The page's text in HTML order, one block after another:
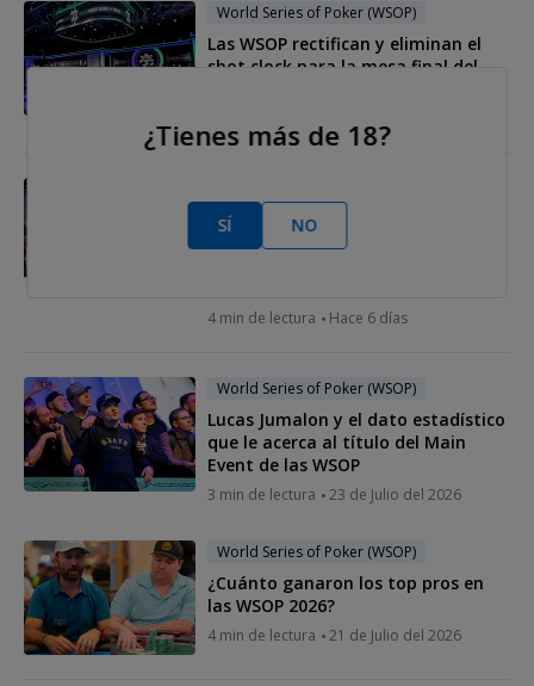
World Series of Poker (WSOP)
Las WSOP rectifican y eliminan el
shot clock para la mesa final del
La IA ya tiene campeón: un
superordenador predice quién
4 min de lectura Hace 6 días
World Series of Poker (WSOP)
Lucas Jumalon y el dato estadístico
que le acerca al título del Main
Event de las WSOP
3 min de lectura 23 de Julio del 2026
World Series of Poker (WSOP)
¿Cuánto ganaron los top pros en
las WSOP 2026?
4 min de lectura 21 de Julio del 2026
¿Tienes más de 18?
SÍ NO